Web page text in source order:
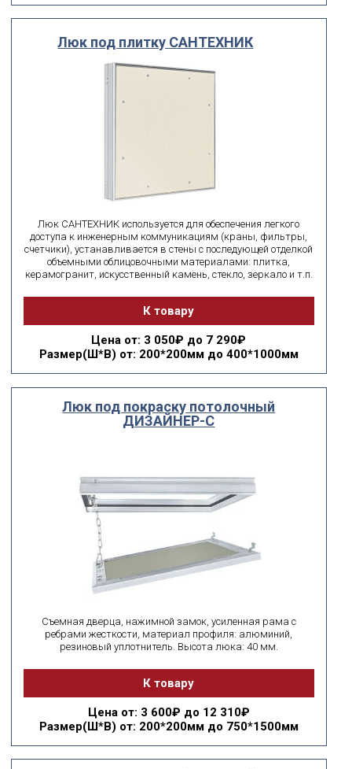
Люк под плитку САНТЕХНИК
Люк САНТЕХНИК используется для обеспечения легкого
доступа к инженерным коммуникациям (краны, фильтры,
счетчики), устанавливается в стены с последующей отделкой
объемными облицовочными материалами: плитка,
керамогранит, искусственный камень, стекло, зеркало и т.п.
К товару
Цена от: 3 050₽ до 7 290₽
Размер(Ш*В) от: 200*200мм до 400*1000мм
Люк под покраску потолочный
ДИЗАЙНЕР-С
Съемная дверца, нажимной замок, усиленная рама с
ребрами жесткости, материал профиля: алюминий,
резиновый уплотнитель. Высота люка: 40 мм.
К товару
Ценаот: 3 600₽ до 12 310₽
Размер(Ш*В) от: 200*200мм до 750*1500мм